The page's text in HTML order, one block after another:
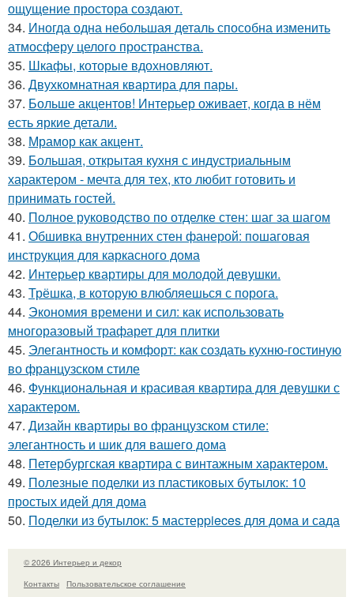
ощущение простора создают.
34. Иногда одна небольшая деталь способна изменить
атмосферу целого пространства.
35. Шкафы, которые вдохновляют.
36. Двухкомнатная квартира для пары.
37. Больше акцентов! Интерьер оживает, когда в нём
есть яркие детали.
38. Мрамор как акцент.
39. Большая, открытая кухня с индустриальным
характером - мечта для тех, кто любит готовить и
принимать гостей.
40. Полное руководство по отделке стен: шаг за шагом
41. Обшивка внутренних стен фанерой: пошаговая
инструкция для каркасного дома
42. Интерьер квартиры для молодой девушки.
43. Трёшка, в которую влюбляешься с порога.
44. Экономия времени и сил: как использовать
многоразовый трафарет для плитки
45. Элегантность и комфорт: как создать кухню-гостиную
во французском стиле
46. Функциональная и красивая квартира для девушки с
характером.
47. Дизайн квартиры во французском стиле:
элегантность и шик для вашего дома
48. Петербургская квартира с винтажным характером.
49. Полезные поделки из пластиковых бутылок: 10
простых идей для дома
50. Поделки из бутылок: 5 мастерpieces для дома и сада
© 2026 Интерьер и декор
Контакты
Пользовательское соглашение